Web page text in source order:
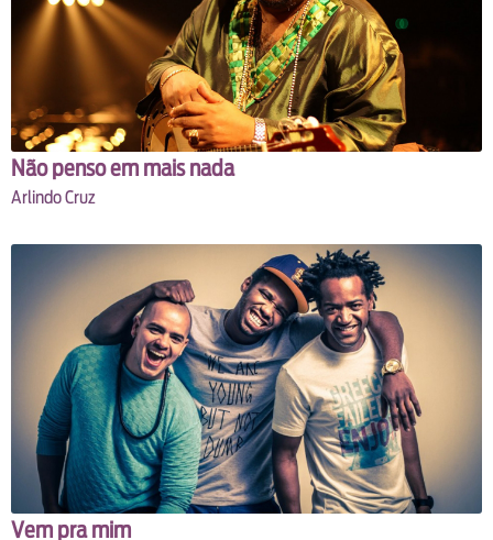
Não penso em mais nada
Arlindo Cruz
Vem pra mim